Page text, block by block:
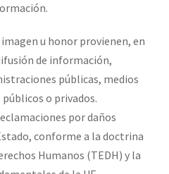
u honor provienen, en
de información,
públicas, medios
o privados.
por daños
conforme a la doctrina
Humanos (TEDH) y la